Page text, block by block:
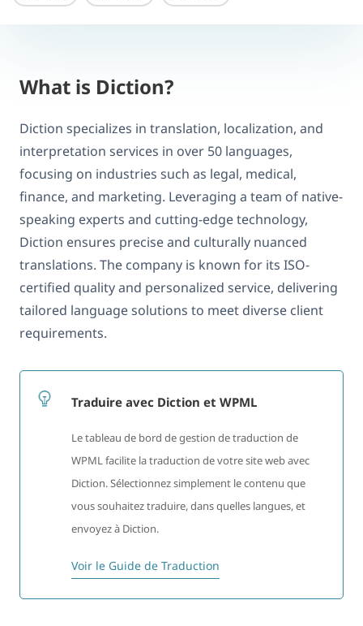
What is Diction?
Diction specializes in translation, localization, and
interpretation services in over 50 languages,
focusing on industries such as legal, medical,
finance, and marketing. Leveraging a team of native-
speaking experts and cutting-edge technology,
Diction ensures precise and culturally nuanced
translations. The company is known for its ISO-
certified quality and personalized service, delivering
tailored language solutions to meet diverse client
requirements.
Traduire avec Diction et WPML
Le tableau de bord de gestion de traduction de
WPML facilite la traduction de votre site web avec
Diction. Sélectionnez simplement le contenu que
vous souhaitez traduire, dans quelles langues, et
envoyez à Diction.
Voir le Guide de Traduction